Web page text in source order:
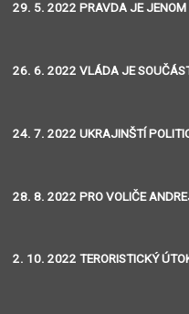
29. 5. 2022 PRAVDA JE JENOM
26. 6. 2022 VLÁDA JE
24. 7. 2022 UKRAJINŠTÍ
28. 8. 2022 PRO VOLIČE
2. 10. 2022 TERORISTICKÝ